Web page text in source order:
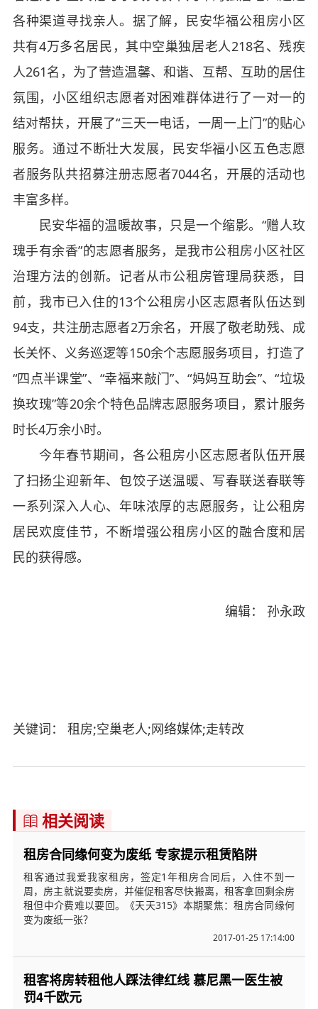
各种渠道寻找亲人。据了解，民安华福公租房小区
共有4万多名居民，其中空巢独居老人218名、残疾
人261名，为了营造温馨、和谐、互帮、互助的居住
氛围，小区组织志愿者对困难群体进行了一对一的
结对帮扶，开展了“三天一电话，一周一上门”的贴心
服务。通过不断壮大发展，民安华福小区五色志愿
者服务队共招募注册志愿者7044名，开展的活动也
丰富多样。
民安华福的温暖故事，只是一个缩影。“赠人玫
瑰手有余香”的志愿者服务，是我市公租房小区社区
治理方法的创新。记者从市公租房管理局获悉，目
前，我市已入住的13个公租房小区志愿者队伍达到
94支，共注册志愿者2万余名，开展了敬老助残、成
长关怀、义务巡逻等150余个志愿服务项目，打造了
“四点半课堂”、“幸福来敲门”、“妈妈互助会”、“垃圾
换玫瑰”等20余个特色品牌志愿服务项目，累计服务
时长4万余小时。
今年春节期间，各公租房小区志愿者队伍开展
了扫扬尘迎新年、包饺子送温暖、写春联送春联等
一系列深入人心、年味浓厚的志愿服务，让公租房
居民欢度佳节，不断增强公租房小区的融合度和居
民的获得感。
编辑： 孙永政
关键词： 租房;空巢老人;网络媒体;走转改
 相关阅读
租房合同缘何变为废纸 专家提示租赁陷阱
租客通过我爱我家租房，签定1年租房合同后，入住不到一
周，房主就说要卖房，并催促租客尽快搬离，租客拿回剩余房
租但中介费难以要回。《天天315》本期聚焦：租房合同缘何
变为废纸一张？
2017-01-25 17:14:00
租客将房转租他人踩法律红线 慕尼黑一医生被
罚4千欧元